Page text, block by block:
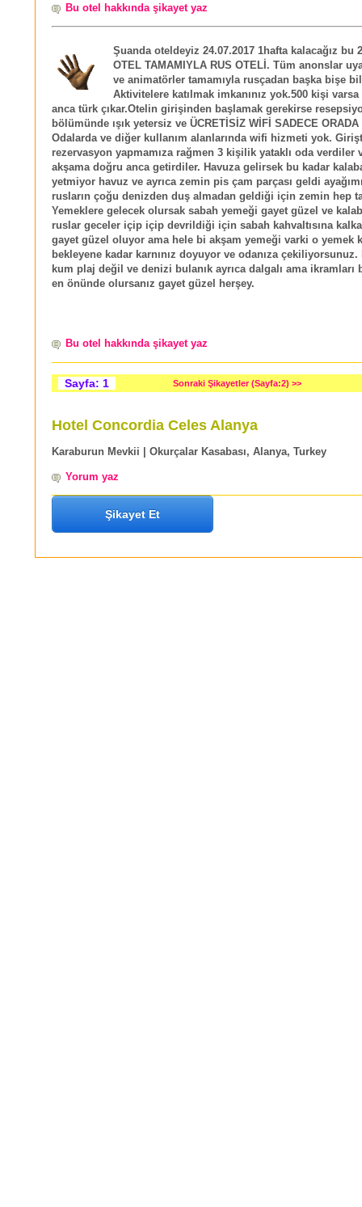
Bu otel hakkında şikayet yaz
Şuanda oteldeyiz 24.07.2017 1hafta kalacağız bu
OTEL TAMAMIYLA RUS OTELİ. Tüm anonslar
ve animatörler tamamıyla rusçadan başka bişe
Aktivitelere katılmak imkanınız yok.500 kişi
anca türk çıkar.Otelin girişinden başlamak gerekirse
bölümünde ışık yetersiz ve ÜCRETİSİZ WİFİ SADECE ORADA
Odalarda ve diğer kullanım alanlarında wifi hizmeti yok.
rezervasyon yapmamıza rağmen 3 kişilik yataklı oda verdiler
akşama doğru anca getirdiler. Havuza gelirsek bu kadar
yetmiyor havuz ve ayrıca zemin pis çam parçası geldi
rusların çoğu denizden duş almadan geldiği için zemin hep
Yemeklere gelecek olursak sabah yemeği gayet güzel ve
ruslar geceler içip içip devrildiği için sabah kahvaltısına
gayet güzel oluyor ama hele bi akşam yemeği varki o yemek
bekleyene kadar karnınız doyuyor ve odanıza çekiliyorsunuz.
kum plaj değil ve denizi bulanık ayrıca dalgalı ama ikramları
en önünde olursanız gayet güzel herşey.
Bu otel hakkında şikayet yaz
Sayfa: 1 Sonraki Şikayetler (Sayfa:2) >>
Hotel Concordia Celes Alanya
Karaburun Mevkii | Okurçalar Kasabası, Alanya, Turkey
Yorum yaz
Şikayet Et